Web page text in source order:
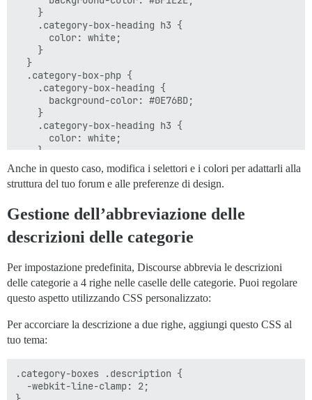
    }
    .category-box-heading h3 {
      color: white;
    }
  }
  .category-box-php {
    .category-box-heading {
      background-color: #0E76BD;
    }
    .category-box-heading h3 {
      color: white;
    }
  }
  .category-box-javascript {
    .category-box-heading {
    }
      color: white;
  }
Anche in questo caso, modifica i selettori e i colori per adattarli alla
struttura del tuo forum e alle preferenze di design.
Gestione dell’abbreviazione delle
descrizioni delle categorie
Per impostazione predefinita, Discourse abbrevia le descrizioni
delle categorie a 4 righe nelle caselle delle categorie. Puoi regolare
questo aspetto utilizzando CSS personalizzato:
Per accorciare la descrizione a due righe, aggiungi questo CSS al
tuo tema:
.category-boxes .description {
  -webkit-line-clamp: 2;